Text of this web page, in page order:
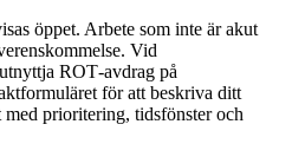
öppet. Arbete som inte är akut
Vid
ROT‑avdrag på
för att beskriva ditt
prioritering, tidsfönster och